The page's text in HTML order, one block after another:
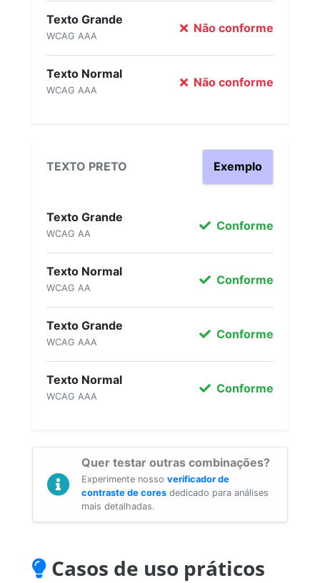
Texto Grande
WCAG AAA
Não conforme
Texto Normal
WCAG AAA
Não conforme
TEXTO PRETO Exemplo
Texto Grande
WCAG AA
Conforme
Texto Normal
WCAG AA
Conforme
Texto Grande
WCAG AAA
Conforme
Texto Normal
WCAG AAA
Conforme
Quer testar outras combinações?
Experimente nosso verificador de
contraste de cores dedicado para análises
mais detalhadas.
Casos de uso práticos